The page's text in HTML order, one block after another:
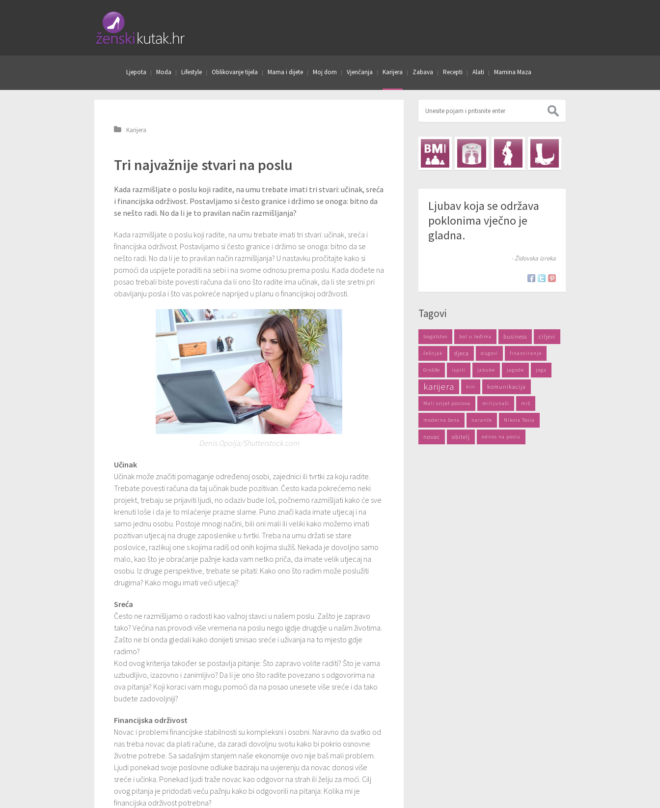
Ljepota Moda Lifestyle Oblikovanje tijela Mama i dijete Moj dom Vjenčanja Karijera Zabava Recepti Alati Mamina Maza
Karijera
Tri najvažnije stvari na poslu
Kada razmišljate o poslu koji radite, na umu trebate imati tri stvari: učinak, sreća
i financijska održivost. Postavljamo si često granice i držimo se onoga: bitno da
se nešto radi. No da li je to pravilan način razmišljanja?
Kada razmišljate o poslu koji radite, na umu trebate imati tri stvari: učinak, sreća i
financijska održivost. Postavljamo si često granice i držimo se onoga: bitno da se
nešto radi. No da li je to pravilan način razmišljanja? U nastavku pročitajte kako si
pomoći da uspijete poraditi na sebi i na svome odnosu prema poslu. Kada dođete na
posao trebali biste povesti računa da li ono što radite ima učinak, da li ste sretni pri
obavljanju posla i što vas pokreće naprijed u planu o financijskoj održivosti.
Denis Opolja/Shutterstock.com
Učinak
Učinak može značiti pomaganje određenoj osobi, zajednici ili tvrtki za koju radite.
Trebate povesti računa da taj učinak bude pozitivan. Često kada pokrećemo neki
projekt, trebaju se prijaviti ljudi, no odaziv bude loš, počnemo razmišljati kako će sve
krenuti loše i da je to mlaćenje prazne slame. Puno znači kada imate utjecaj i na
samo jednu osobu. Postoje mnogi načini, bili oni mali ili veliki kako možemo imati
pozitivan utjecaj na druge zaposlenike u tvrtki. Treba na umu držati se stare
poslovice, razlikuj one s kojima radiš od onih kojima služiš. Nekada je dovoljno samo
malo, kao što je obraćanje pažnje kada vam netko priča, da imate velik utjecaj na
osobu. Iz druge perspektive, trebate se pitati: Kako ono što radim može poslužiti
drugima? Kako mogu imati veći utjecaj?
Sreća
Često ne razmišljamo o radosti kao važnoj stavci u našem poslu. Zašto je zapravo
tako? Većina nas provodi više vremena na poslu nego igdje drugdje u našim životima.
Zašto ne bi onda gledali kako donijeti smisao sreće i uživanja na to mjesto gdje
radimo?
Kod ovog kriterija također se postavlja pitanje: Što zapravo volite raditi? Što je vama
uzbudljivo, izazovno i zanimljivo? Da li je ono što radite povezano s odgovorima na
ova pitanja? Koji koraci vam mogu pomoći da na posao unesete više sreće i da tako
budete zadovoljniji?
Financijska održivost
Novac i problemi financijske stabilnosti su kompleksni i osobni. Naravno da svatko od
nas treba novac da plati račune, da zaradi dovoljnu svotu kako bi pokrio osnovne
životne potrebe. Sa sadašnjim stanjem naše ekonomije ovo nije baš mali problem.
Ljudi ponekad svoje poslovne odluke baziraju na uvjerenju da novac donosi više
sreće i učinka. Ponekad ljudi traže novac kao odgovor na strah ili želju za moći. Cilj
ovog pitanja je pridodati veću pažnju kako bi odgovorili na pitanja: Kolika mi je
financijska održivost potrebna?
Ljubav koja se održava
poklonima vječno je
gladna.
- Židovska izreka
Tagovi
bogatstvo bol u leđima business ciljevi
češnjak djeca dugovi financiranje
Grožđe ispiti jabuke jagode joga
karijera kivi komunikacija
Mali svijet poslova milijunaši miš
moderna žena naranče Nikola Tesla
novac obitelj odnos na poslu